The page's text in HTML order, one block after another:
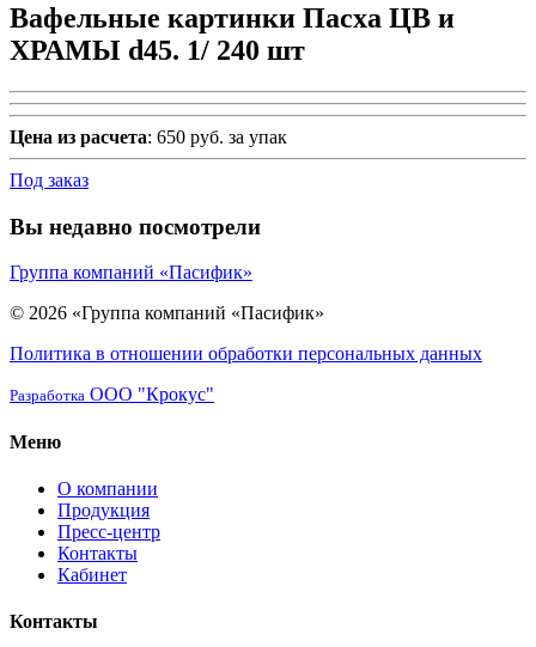
Вафельные картинки Пасха ЦВ и
ХРАМЫ d45. 1/ 240 шт
Цена из расчета: 650 руб. за упак
Под заказ
Вы недавно посмотрели
Группа компаний «Пасифик»
© 2026 «Группа компаний «Пасифик»
Политика в отношении обработки персональных данных
Разработка ООО "Крокус"
Меню
О компании
Продукция
Пресс-центр
Контакты
Кабинет
Контакты